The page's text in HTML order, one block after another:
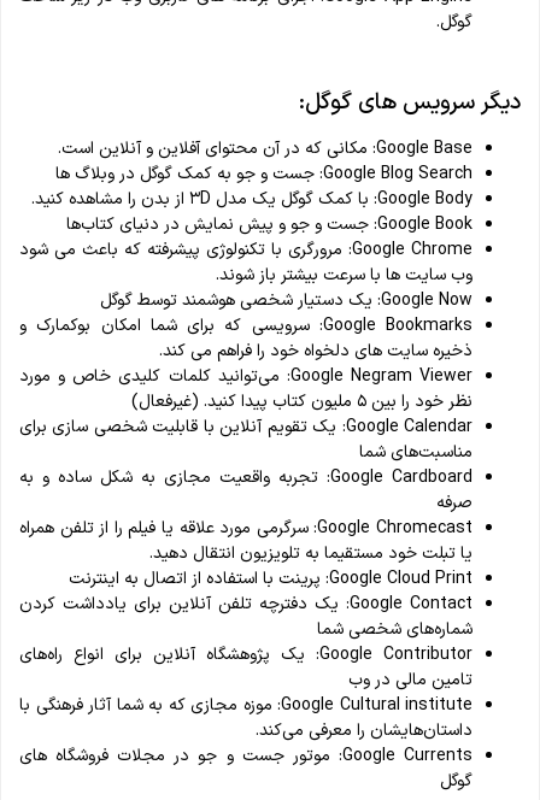
گوگل.
دیگر سرویس های گوگل:
Google Base: مکانی که در آن محتوای آفلاین و آنلاین است.
Google Blog Search: جست و جو به کمک گوگل در وبلاگ ها
Google Body: با کمک گوگل یک مدل ۳D از بدن را مشاهده کنید.
Google Book: جست و جو و پیش نمایش در دنیای کتاب‌ها
Google Chrome: مرورگری با تکنولوژی پیشرفته که باعث می شود
وب سایت ها با سرعت بیشتر باز شوند.
Google Now: یک دستیار شخصی هوشمند توسط گوگل
Google Bookmarks: سرویسی که برای شما امکان بوکمارک و
ذخیره سایت های دلخواه خود را فراهم می کند.
Google Negram Viewer: می‌توانید کلمات کلیدی خاص و مورد
نظر خود را بین ۵ ملیون کتاب پیدا کنید. (غیرفعال)
Google Calendar: یک تقویم آنلاین با قابليت شخصی سازی برای
مناسبت‌های شما
Google Cardboard: تجربه واقعیت مجازی به شکل ساده و به
صرفه
Google Chromecast: سرگرمی مورد علاقه یا فیلم را از تلفن همراه
یا تبلت خود مستقیما به تلویزیون انتقال دهید.
Google Cloud Print: پرینت با استفاده از اتصال به اینترنت
Google Contact: یک دفترچه تلفن آنلاین برای یادداشت کردن
شماره‌های شخصی شما
Google Contributor: یک پژوهشگاه آنلاین برای انواع راه‌های
تامین مالی در وب
Google Cultural institute: موزه مجازی که به شما آثار فرهنگی با
داستان‌هایشان را معرفی می‌کند.
Google Currents: موتور جست و جو در مجلات فروشگاه های
گوگل